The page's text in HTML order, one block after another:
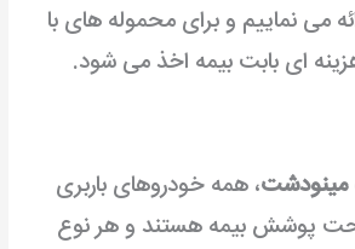
می نماییم و برای محموله های با
ای بابت بیمه اخذ می شود.
مینودشت، همه خودروهای باربری
پوشش بیمه هستند و هر نوع